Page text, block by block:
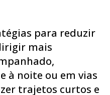
para reduzir
mais
à noite ou em vias
trajetos curtos e